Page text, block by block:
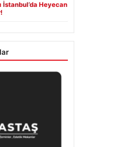
İstanbul’da Heyecan